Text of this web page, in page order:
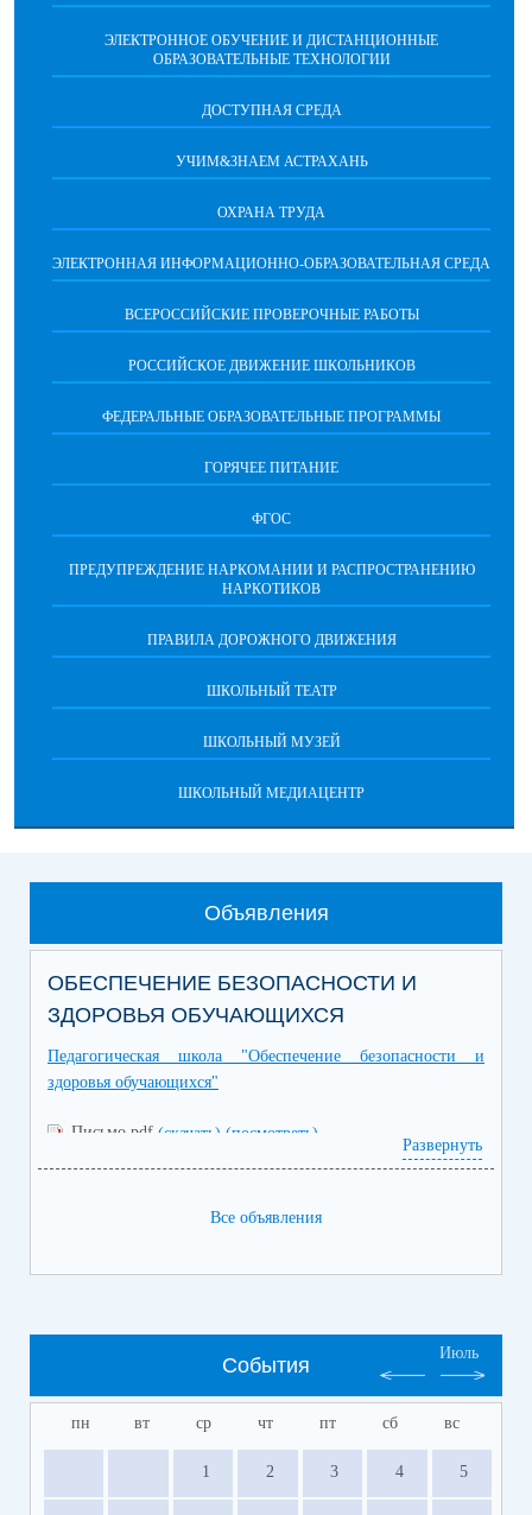
ЭЛЕКТРОННОЕ ОБУЧЕНИЕ И ДИСТАНЦИОННЫЕ
ОБРАЗОВАТЕЛЬНЫЕ ТЕХНОЛОГИИ
ДОСТУПНАЯ СРЕДА
УЧИМ&ЗНАЕМ АСТРАХАНЬ
ОХРАНА ТРУДА
ЭЛЕКТРОННАЯ ИНФОРМАЦИОННО-ОБРАЗОВАТЕЛЬНАЯ СРЕДА
ВСЕРОССИЙСКИЕ ПРОВЕРОЧНЫЕ РАБОТЫ
РОССИЙСКОЕ ДВИЖЕНИЕ ШКОЛЬНИКОВ
ФЕДЕРАЛЬНЫЕ ОБРАЗОВАТЕЛЬНЫЕ ПРОГРАММЫ
ГОРЯЧЕЕ ПИТАНИЕ
ФГОС
ПРЕДУПРЕЖДЕНИЕ НАРКОМАНИИ И РАСПРОСТРАНЕНИЮ
НАРКОТИКОВ
ПРАВИЛА ДОРОЖНОГО ДВИЖЕНИЯ
ШКОЛЬНЫЙ ТЕАТР
ШКОЛЬНЫЙ МУЗЕЙ
ШКОЛЬНЫЙ МЕДИАЦЕНТР
Объявления
ОБЕСПЕЧЕНИЕ БЕЗОПАСНОСТИ И
ЗДОРОВЬЯ ОБУЧАЮЩИХСЯ
Педагогическая школа "Обеспечение безопасности и
здоровья обучающихся"
Письмо.pdf (скачать) (посмотреть)
Развернуть
Все объявления
События
Июль
пн вт ср чт пт сб вс
1 2 3 4 5